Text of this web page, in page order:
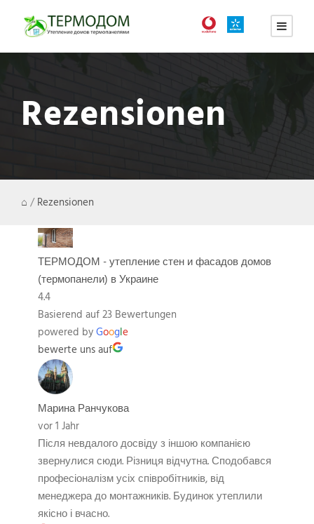
Rezensionen
⌂ /Rezensionen
ТЕРМОДОМ - утепление стен и фасадов домов
(термопанели) в Украине
4.4
Basierend auf 23 Bewertungen
powered byGoogle
bewerte uns auf
Марина Ранчукова
vor 1 Jahr
Після невдалого досвіду з іншою компанією
звернулися сюди. Різниця відчутна. Сподобався
професіоналізм усіх співробітників, від
менеджера до монтажників. Будинок утеплили
якісно і вчасно.